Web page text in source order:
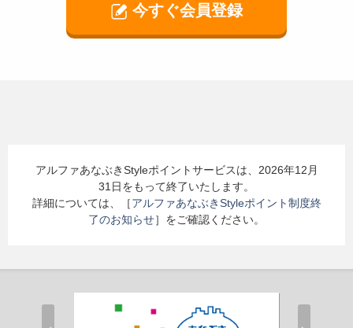
今すぐ会員登録
アルファあなぶきStyleポイントサービスは、2026年12月
31日をもって終了いたします。
詳細については、［アルファあなぶきStyleポイント制度終
了のお知らせ］をご確認ください。